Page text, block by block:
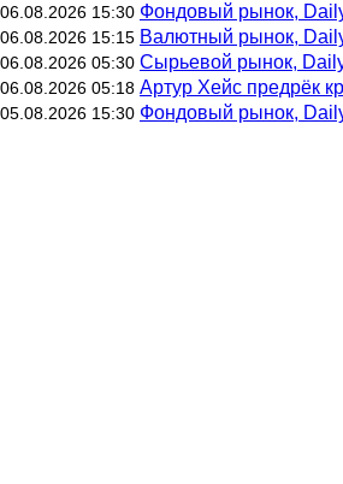
06.08.2026 15:30 Фондовый рынок, Daily
06.08.2026 15:15 Валютный рынок, Daily
06.08.2026 05:30 Сырьевой рынок, Daily
06.08.2026 05:18 Артур Хейс предрёк
05.08.2026 15:30 Фондовый рынок, Daily